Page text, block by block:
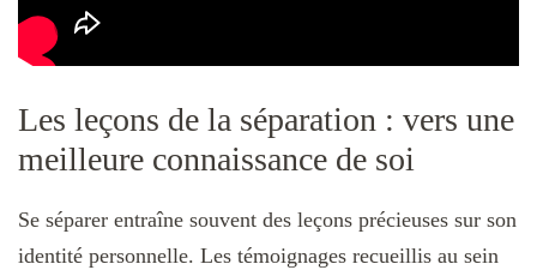
Les leçons de la séparation : vers une
meilleure connaissance de soi
Se séparer entraîne souvent des leçons précieuses sur son
identité personnelle. Les témoignages recueillis au sein